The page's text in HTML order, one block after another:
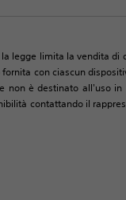
legge limita la vendita
con ciascun
è destinato all'uso in
contattando il